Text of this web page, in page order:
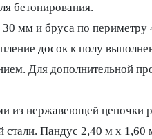
бетонирования.
мм и бруса по
досок к полу
Для дополнительной
из нержавеющей цепочки
Пандус 2,40 м х